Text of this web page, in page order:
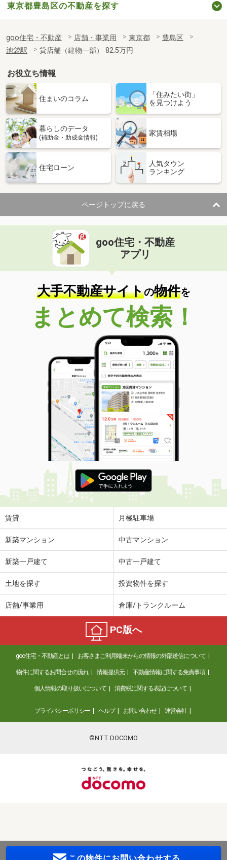
東京都豊島区の不動産を探す
goo住宅・不動産 店舗・事業用 東京都
豊島区
池袋駅
貸店舗（建物一部） 82.5万円
お役立ち情報
住まいのコラム
「住みたい街」
を見つけよう
暮らしのデータ
(補助金・助成金情報)
家賃相場
住宅ローン
人気タウン
ランキング
ページトップに戻る
goo住宅・不動産
アプリ
大手不動産サイトの物件を
まとめて検索！
賃貸 月極駐車場
新築マンション 中古マンション
新築一戸建て 中古一戸建て
土地を探す 投資物件を探す
店舗/事業用 倉庫/トランクルーム
PC版へ
goo住宅・不動産とは お客さまご利用端末からの情報の外部送信について
物件に関するお問合せの流れ 情報提供元 不動産情報に関する免責事項
個人情報の取り扱いについて 消費税に関する表記について
プライバシーポリシー ヘルプ お問い合わせ 運営会社
©NTT DOCOMO